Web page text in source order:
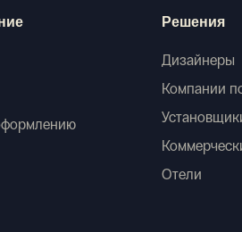
Решения
Дизайнеры
Компании
Отели